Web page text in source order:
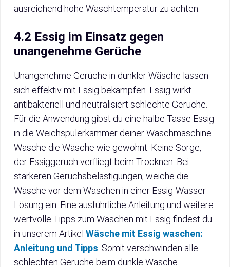
ausreichend hohe Waschtemperatur zu achten.
4.2 Essig im Einsatz gegen
unangenehme Gerüche
Unangenehme Gerüche in dunkler Wäsche lassen
sich effektiv mit Essig bekämpfen. Essig wirkt
antibakteriell und neutralisiert schlechte Gerüche.
Für die Anwendung gibst du eine halbe Tasse Essig
in die Weichspülerkammer deiner Waschmaschine.
Wasche die Wäsche wie gewohnt. Keine Sorge,
der Essiggeruch verfliegt beim Trocknen. Bei
stärkeren Geruchsbelästigungen, weiche die
Wäsche vor dem Waschen in einer Essig-Wasser-
Lösung ein. Eine ausführliche Anleitung und weitere
wertvolle Tipps zum Waschen mit Essig findest du
in unserem Artikel Wäsche mit Essig waschen:
Anleitung und Tipps . Somit verschwinden alle
schlechten Gerüche beim dunkle Wäsche